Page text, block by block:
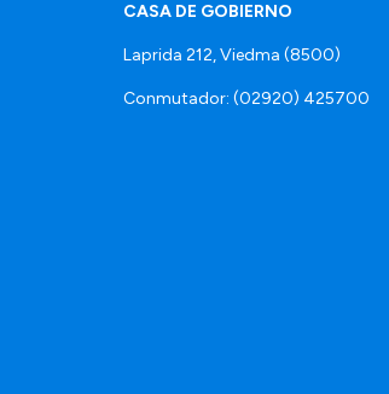
CASA DE GOBIERNO
Laprida 212, Viedma (8500)
Conmutador: (02920) 425700